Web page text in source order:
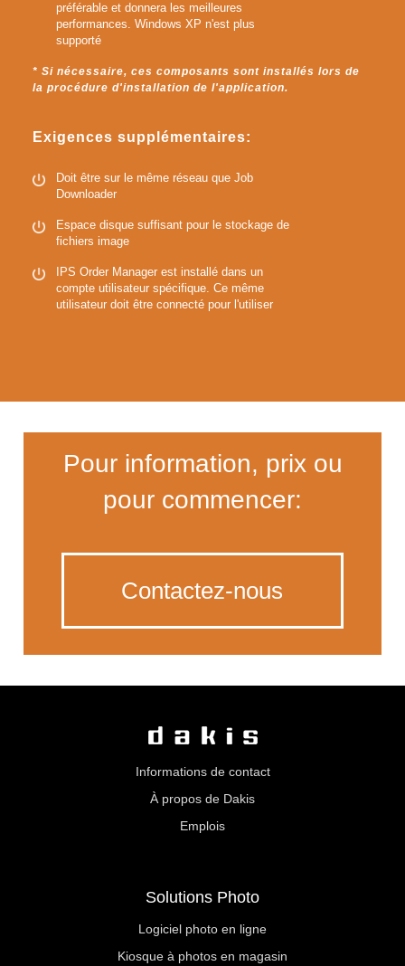
préférable et donnera les meilleures
performances. Windows XP n'est plus
supporté
* Si nécessaire, ces composants sont installés lors de
la procédure d'installation de l'application.
Exigences supplémentaires:
Doit être sur le même réseau que Job
Downloader
Espace disque suffisant pour le stockage de
fichiers image
IPS Order Manager est installé dans un
compte utilisateur spécifique. Ce même
utilisateur doit être connecté pour l'utiliser
Pour information, prix ou
pour commencer:
Contactez-nous
Informations de contact
À propos de Dakis
Emplois
Solutions Photo
Logiciel photo en ligne
Kiosque à photos en magasin